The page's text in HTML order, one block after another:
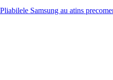
Pliabilele Samsung au atins